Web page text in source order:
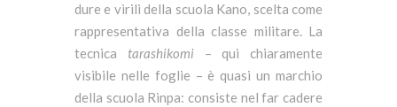
dure e virili della scuola Kano, scelta come
rappresentativa della classe militare. La
tecnica tarashikomi– qui chiaramente
visibile nelle foglie – è quasi un marchio
della scuola Rinpa: consiste nel far cadere